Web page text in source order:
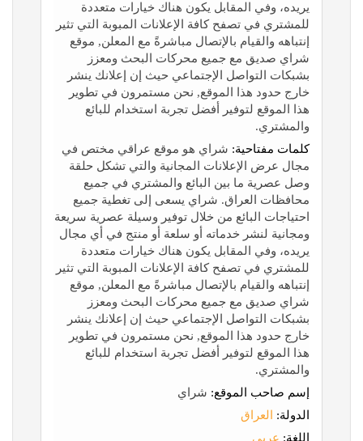
يريده، وفي المقابل يكون هناك خيارات متعددة
للمشتري في تصفح كافة الإعلانات المبوبة التي تثير
إنتباهه والقيام بالإتصال مباشرةً مع المعلن, موقع
شراي صديق مع جميع محركات البحث ومعزز
بشبكات التواصل الإجتماعي حيث إن إعلانك ينشر
خارج حدود هذا الموقع, نحن مستمرون في تطوير
هذا الموقع لتوفير أفضل تجربة استخدام للبائع
والمشتري.
كلمات مفتاحية: شراي هو موقع عراقي مختص في
مجال عرض الإعلانات المجانية والتي تشكل حلقة
وصل عصرية ما بين البائع والمشتري في جميع
محافظات العراق. شراي يسعى إلى تغطية جميع
احتياجات البائع من خلال توفير وسيلة عصرية سريعة
ومجانية لنشر خدماته أو سلعة أو منتج في أي مجال
يريده، وفي المقابل يكون هناك خيارات متعددة
للمشتري في تصفح كافة الإعلانات المبوبة التي تثير
إنتباهه والقيام بالإتصال مباشرةً مع المعلن, موقع
شراي صديق مع جميع محركات البحث ومعزز
بشبكات التواصل الإجتماعي حيث إن إعلانك ينشر
خارج حدود هذا الموقع, نحن مستمرون في تطوير
هذا الموقع لتوفير أفضل تجربة استخدام للبائع
والمشتري.
إسم صاحب الموقع: شراي
الدولة:
العراق
اللغة: عربي